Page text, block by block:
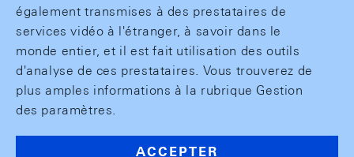
également transmises à des prestataires de
services vidéo à l'étranger, à savoir dans le
monde entier, et il est fait utilisation des outils
d'analyse de ces prestataires. Vous trouverez de
plus amples informations à la rubrique Gestion
des paramètres.
ACCEPTER